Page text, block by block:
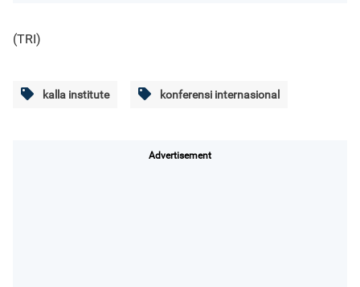
(TRI)
kalla institute konferensi internasional
Advertisement